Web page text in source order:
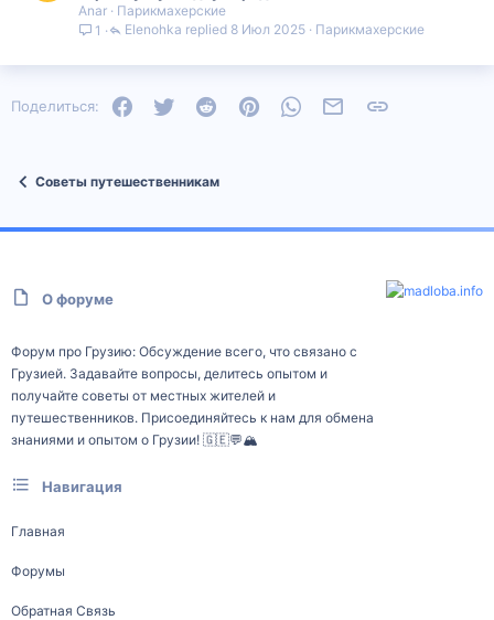
Anar
Парикмахерские
1
Парикмахерские
8 Июл 2025
Elenohka
Поделиться: FacebookTwitter Reddit PinterestWhatsAppЭлектронная почта
Советы путешественникам
О форуме
Форум про Грузию: Обсуждение всего, что связано с
Грузией. Задавайте вопросы, делитесь опытом и
получайте советы от местных жителей и
путешественников. Присоединяйтесь к нам для обмена
знаниями и опытом о Грузии! 🇬🇪💬🏔️
Навигация
Главная
Форумы
Обратная Связь